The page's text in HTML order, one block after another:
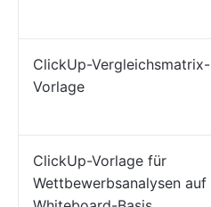
ClickUp-Vergleichsmatrix-
Vorlage
ClickUp-Vorlage für
Wettbewerbsanalysen auf